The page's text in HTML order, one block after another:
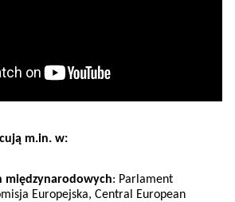
m.in. w:
międzynarodowych: Parlament
Europejska, Central European